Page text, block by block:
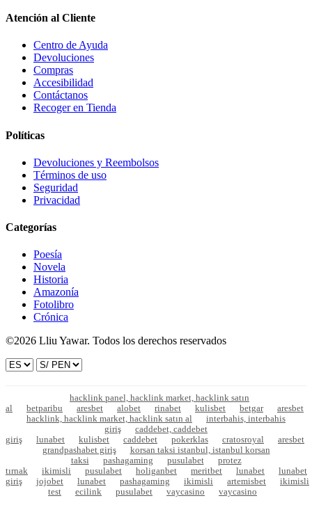
Atención al Cliente
Centro de Ayuda
Devoluciones
Compras
Accesibilidad
Contáctanos
Recoger en Tienda
Políticas
Devoluciones y Reembolsos
Términos de uso
Seguridad
Privacidad
Categorías
Poesía
Novela
Historia
Amazonía
Fotolibro
Crónica
©2026 Lliu Yawar. Todos los derechos reservados
hacklink panel, hacklink market, hacklink satın
al
betparibu aresbet alobet rinabet kulisbet betgar
aresbet
hacklink, hacklink market, hacklink satın al
interbahis, interbahis
giriş
caddebet, caddebet
giriş
lunabet kulisbet caddebet pokerklas cratosroyal
aresbet
grandpashabet giriş
korsan taksi istanbul, istanbul korsan
taksi
pashagaming pusulabet
protez
tırnak
ikimisli pusulabet holiganbet meritbet lunabet
lunabet
giriş
jojobet lunabet pashagaming ikimisli artemisbet
ikimisli
test
ecilink pusulabet vaycasino vaycasino